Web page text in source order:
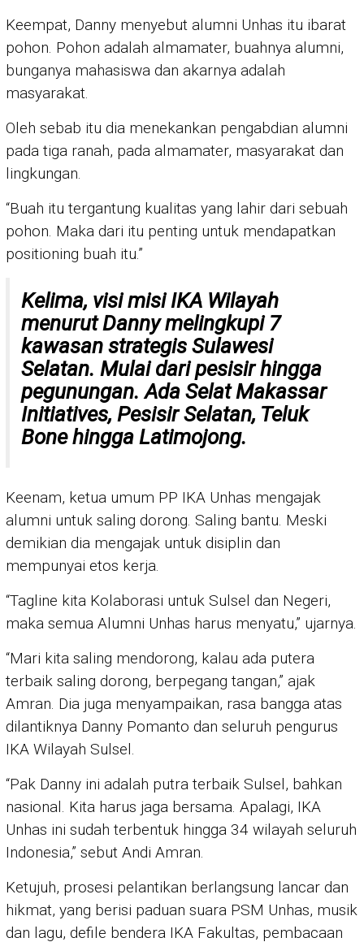
Keempat, Danny menyebut alumni Unhas itu ibarat
pohon. Pohon adalah almamater, buahnya alumni,
bunganya mahasiswa dan akarnya adalah
masyarakat.
Oleh sebab itu dia menekankan pengabdian alumni
pada tiga ranah, pada almamater, masyarakat dan
lingkungan.
“Buah itu tergantung kualitas yang lahir dari sebuah
pohon. Maka dari itu penting untuk mendapatkan
positioning buah itu.”
Kelima, visi misi IKA Wilayah
menurut Danny melingkupi 7
kawasan strategis Sulawesi
Selatan. Mulai dari pesisir hingga
pegunungan. Ada Selat Makassar
Initiatives, Pesisir Selatan, Teluk
Bone hingga Latimojong.
Keenam, ketua umum PP IKA Unhas mengajak
alumni untuk saling dorong. Saling bantu. Meski
demikian dia mengajak untuk disiplin dan
mempunyai etos kerja.
“Tagline kita Kolaborasi untuk Sulsel dan Negeri,
maka semua Alumni Unhas harus menyatu,” ujarnya.
“Mari kita saling mendorong, kalau ada putera
terbaik saling dorong, berpegang tangan,” ajak
Amran. Dia juga menyampaikan, rasa bangga atas
dilantiknya Danny Pomanto dan seluruh pengurus
IKA Wilayah Sulsel.
“Pak Danny ini adalah putra terbaik Sulsel, bahkan
nasional. Kita harus jaga bersama. Apalagi, IKA
Unhas ini sudah terbentuk hingga 34 wilayah seluruh
Indonesia,” sebut Andi Amran.
Ketujuh, prosesi pelantikan berlangsung lancar dan
hikmat, yang berisi paduan suara PSM Unhas, musik
dan lagu, defile bendera IKA Fakultas, pembacaan